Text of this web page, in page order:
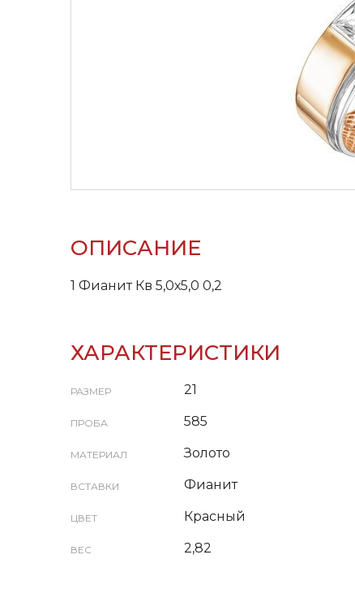
ОПИСАНИЕ
1 Фианит Кв 5,0х5,0 0,2
ХАРАКТЕРИСТИКИ
РАЗМЕР 21
ПРОБА 585
МАТЕРИАЛ Золото
ВСТАВКИ Фианит
ЦВЕТ Красный
ВЕС 2,82